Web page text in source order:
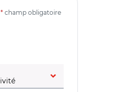
* champ obligatoire